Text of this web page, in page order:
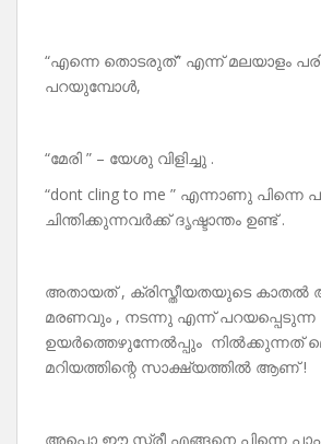
“എന്നെ തൊടരുത്” എന്ന് മലയാളം
പറയുമ്പോൾ,
“മേരി ” – യേശു വിളിച്ചു .
“dont cling to me ” എന്നാണു പിന്നെ
ചിന്തിക്കുന്നവർക്ക് ദൃഷ്ടാന്തം ഉണ്ട് .
അതായത് , ക്രിസ്തീയതയുടെ കാതൽ
മരണവും , നടന്നു എന്ന് പറയപ്പെടുന്ന
ഉയർത്തെഴുന്നേൽപ്പും നിൽക്കുന്നത്
മറിയത്തിന്റെ സാക്ഷ്യത്തിൽ ആണ് !
അപ്പൊ ഈ സ്ത്രീ എങ്ങനെ പിന്നെ